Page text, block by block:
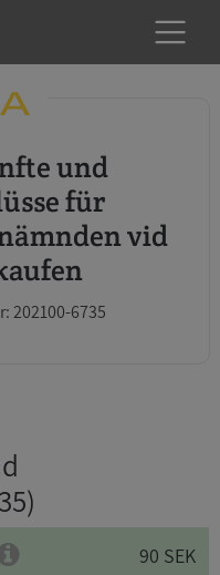
für
vid
202100-6735
90 SEK